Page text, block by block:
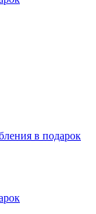
в подарок